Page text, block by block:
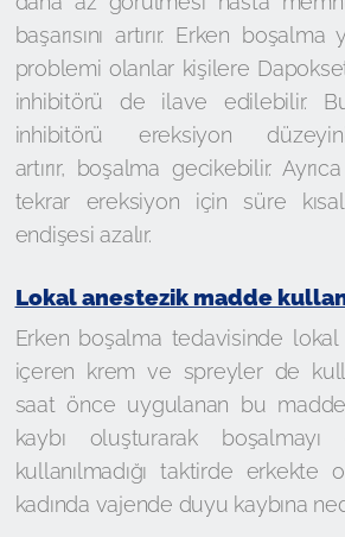
başarısını artırır. Erken
problemi olanlar kişilere
inhibitörü de ilave edilebilir.
inhibitörü ereksiyon
artırır, boşalma gecikebilir.
tekrar ereksiyon için süre
endişesi azalır.
Lokal anestezik madde
Erken boşalma tedavisinde
içeren krem ve spreyler de
saat önce uygulanan bu
kaybı oluşturarak boşalmayı
kullanılmadığı taktirde erkekte
kadında vajende duyu kaybına